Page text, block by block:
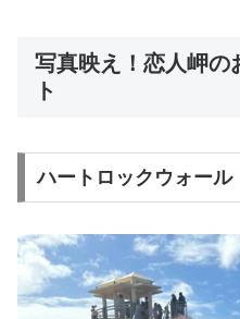
写真映え！恋人岬の
ト
ハートロックウォール